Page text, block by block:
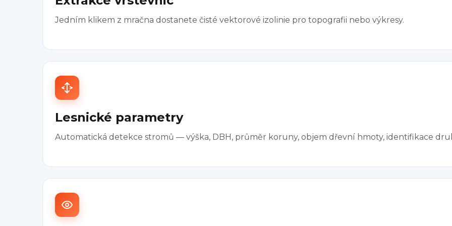
Jedním klikem z mračna dostanete čisté vektorové izolinie pro topografii nebo výkresy.
Lesnické parametry
Automatická detekce stromů — výška, DBH, průměr koruny, objem dřevní hmoty, identifikace